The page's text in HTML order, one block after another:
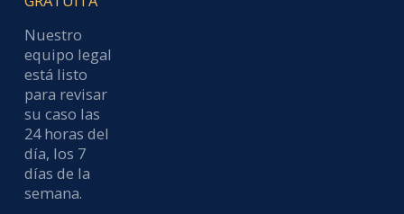
Nuestro
equipo legal
está listo
para revisar
su caso las
24 horas del
día, los 7
días de la
semana.